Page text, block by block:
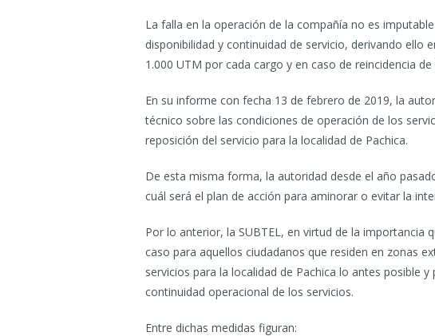
La falla en la operación de la compañía no es
disponibilidad y continuidad de servicio, derivando
1.000 UTM por cada cargo y en caso de reincidencia
En su informe con fecha 13 de febrero de 2019, la
técnico sobre las condiciones de operación de los
reposición del servicio para la localidad de Pachica.
De esta misma forma, la autoridad desde el año
cuál será el plan de acción para aminorar o evitar la
Por lo anterior, la SUBTEL, en virtud de la importancia
caso para aquellos ciudadanos que residen en zonas
servicios para la localidad de Pachica lo antes posible
continuidad operacional de los servicios.
Entre dichas medidas figuran: